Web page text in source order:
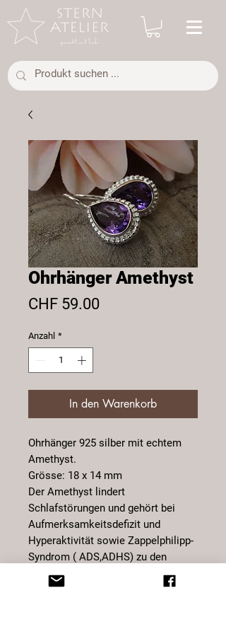
Ohrhänger Amethyst
CHF 59.00
Anzahl *
In den Warenkorb
Ohrhänger 925 silber mit echtem
Amethyst.
Grösse: 18 x 14 mm
Der Amethyst lindert
Schlafstörungen und gehört bei
Aufmerksamkeitsdefizit und
Hyperaktivität sowie Zappelphilipp-
Syndrom ( ADS,ADHS) zu den
besten Heilmittel. Er hilft Kindern
dass sie sich besser konzentrieren